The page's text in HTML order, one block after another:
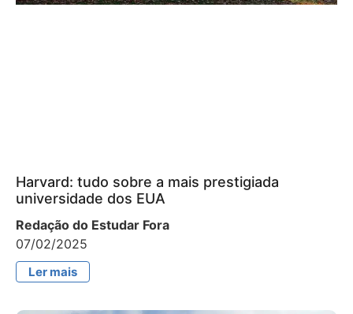
Harvard: tudo sobre a mais prestigiada
universidade dos EUA
Redação do Estudar Fora
07/02/2025
Ler mais